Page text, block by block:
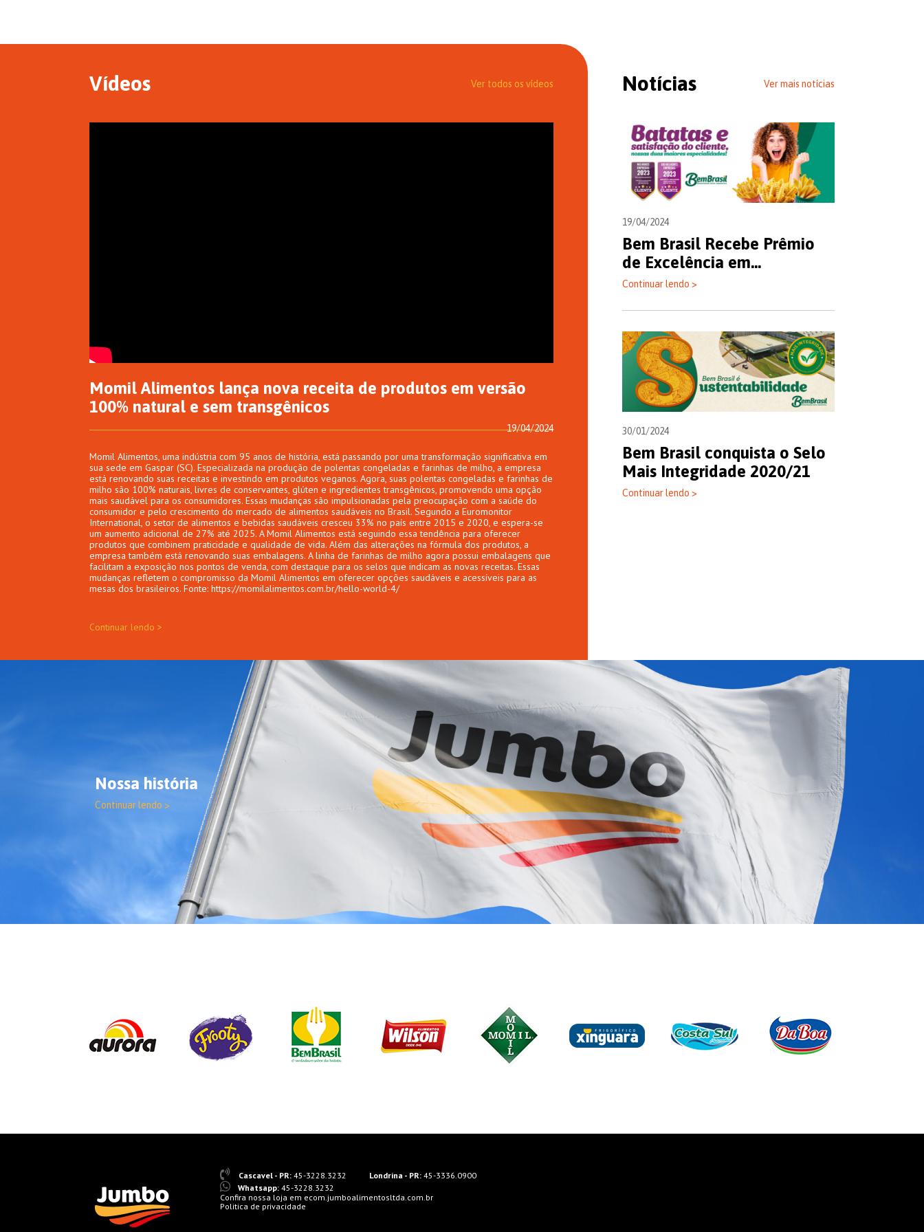
Vídeos Ver todos os vídeos
Momil Alimentos lança nova receita de produtos em versão
100% natural e sem transgênicos
19/04/2024
Momil Alimentos, uma indústria com 95 anos de história, está passando por uma transformação significativa em
sua sede em Gaspar (SC). Especializada na produção de polentas congeladas e farinhas de milho, a empresa
está renovando suas receitas e investindo em produtos veganos. Agora, suas polentas congeladas e farinhas de
milho são 100% naturais, livres de conservantes, glúten e ingredientes transgênicos, promovendo uma opção
mais saudável para os consumidores. Essas mudanças são impulsionadas pela preocupação com a saúde do
consumidor e pelo crescimento do mercado de alimentos saudáveis no Brasil. Segundo a Euromonitor
International, o setor de alimentos e bebidas saudáveis cresceu 33% no país entre 2015 e 2020, e espera-se
um aumento adicional de 27% até 2025. A Momil Alimentos está seguindo essa tendência para oferecer
produtos que combinem praticidade e qualidade de vida. Além das alterações na fórmula dos produtos, a
empresa também está renovando suas embalagens. A linha de farinhas de milho agora possui embalagens que
facilitam a exposição nos pontos de venda, com destaque para os selos que indicam as novas receitas. Essas
mudanças refletem o compromisso da Momil Alimentos em oferecer opções saudáveis e acessíveis para as
mesas dos brasileiros. Fonte: https://momilalimentos.com.br/hello-world-4/
Continuar lendo >
Notícias Ver mais notícias
19/04/2024
Bem Brasil Recebe Prêmio
de Excelência em...
Continuar lendo >
30/01/2024
Bem Brasil conquista o Selo
Mais Integridade 2020/21
Continuar lendo >
Nossa história
Continuar lendo >
Cascavel - PR: 45-3228.3232 Londrina - PR: 45-3336.0900
Whatsapp: 45-3228.3232
Confira nossa loja em ecom.jumboalimentosltda.com.br
Politica de privacidade